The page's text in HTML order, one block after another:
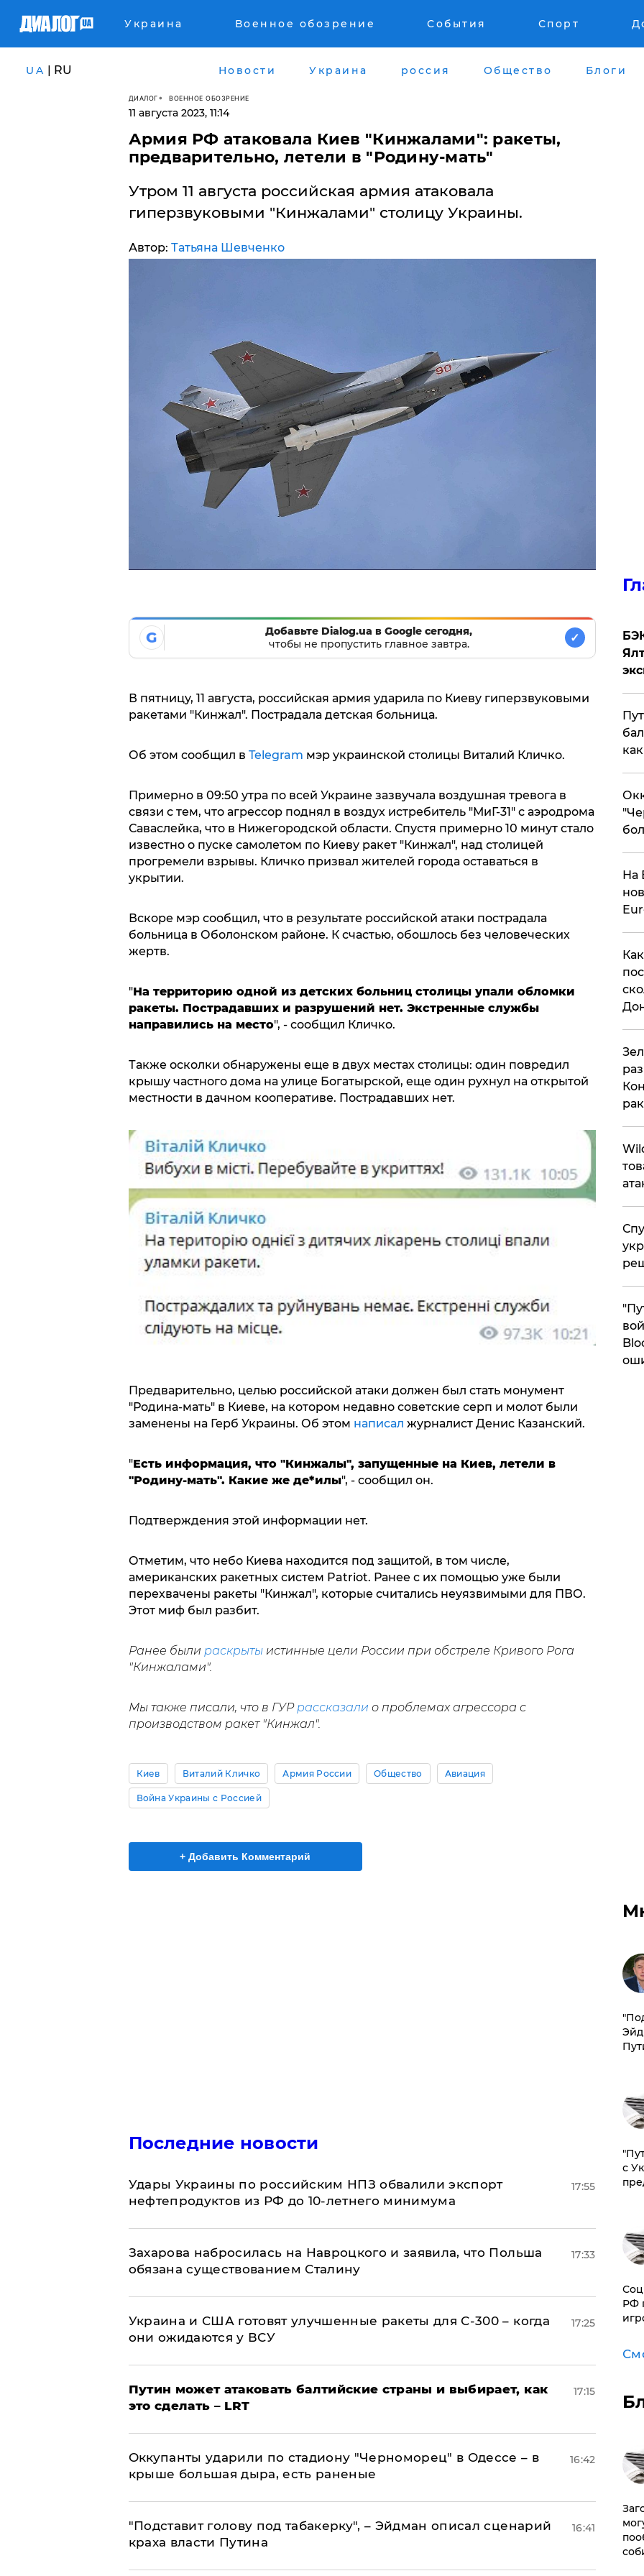
Украина Военное обозрение События Спорт
UA | RU Новости Украина россия Общество Блоги
ДИАЛОГ ВОЕННОЕ ОБОЗРЕНИЕ
11 августа 2023, 11:14
​Армия РФ атаковала Киев "Кинжалами": ракеты,
предварительно, летели в "Родину-мать"
Утром 11 августа российская армия атаковала
гиперзвуковыми "Кинжалами" столицу Украины.
Автор: Татьяна Шевченко
G
Добавьте Dialog.ua в Google сегодня,
чтобы не пропустить главное завтра.
✓
В пятницу, 11 августа, российская армия ударила по Киеву гиперзвуковыми
ракетами "Кинжал". Пострадала детская больница.
Об этом сообщил в Telegram мэр украинской столицы Виталий Кличко.
Примерно в 09:50 утра по всей Украине зазвучала воздушная тревога в
связи с тем, что агрессор поднял в воздух истребитель "МиГ-31" с аэродрома
Саваслейка, что в Нижегородской области. Спустя примерно 10 минут стало
известно о пуске самолетом по Киеву ракет "Кинжал", над столицей
прогремели взрывы. Кличко призвал жителей города оставаться в
укрытии.
Вскоре мэр сообщил, что в результате российской атаки пострадала
больница в Оболонском районе. К счастью, обошлось без человеческих
жертв.
"На территорию одной из детских больниц столицы упали обломки
ракеты. Пострадавших и разрушений нет. Экстренные службы
направились на место", - сообщил Кличко.
Также осколки обнаружены еще в двух местах столицы: один повредил
крышу частного дома на улице Богатырской, еще один рухнул на открытой
местности в дачном кооперативе. Пострадавших нет.
Предварительно, целью российской атаки должен был стать монумент
"Родина-мать" в Киеве, на котором недавно советские серп и молот были
заменены на Герб Украины. Об этом написал журналист Денис Казанский.
"Есть информация, что "Кинжалы", запущенные на Киев, летели в
"Родину-мать". Какие же де*илы", - сообщил он.
Подтверждения этой информации нет.
Отметим, что небо Киева находится под защитой, в том числе,
американских ракетных систем Patriot. Ранее с их помощью уже были
перехвачены ракеты "Кинжал", которые считались неуязвимыми для ПВО.
Этот миф был разбит.
Ранее были раскрытыистинные цели России при обстреле Кривого Рога
"Кинжалами".
Мы также писали, что в ГУР рассказали о проблемах агрессора с
производством ракет "Кинжал".
Киев Виталий Кличко Армия России Общество Авиация
Война Украины с Россией
+ Добавить Комментарий
Последние новости
Удары Украины по российским НПЗ обвалили экспорт
нефтепродуктов из РФ до 10-летнего минимума
17:55
​Захарова набросилась на Навроцкого и заявила, что Польша
обязана существованием Сталину
17:33
Украина и США готовят улучшенные ракеты для С-300 – когда
они ожидаются у ВСУ
17:25
Путин может атаковать балтийские страны и выбирает, как
это сделать – LRT
17:15
Оккупанты ударили по стадиону "Черноморец" в Одессе – в
крыше большая дыра, есть раненые
16:42
​"Подставит голову под табакерку", – Эйдман описал сценарий
краха власти Путина
16:41
На
с
РФ